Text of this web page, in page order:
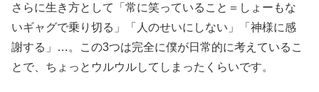
さらに生き方として「常に笑っていること＝しょーもな
いギャグで乗り切る」「人のせいにしない」「神様に感
謝する」…。この3つは完全に僕が日常的に考えているこ
とで、ちょっとウルウルしてしまったくらいです。